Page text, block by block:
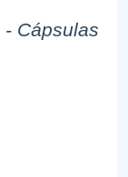
- Cápsulas